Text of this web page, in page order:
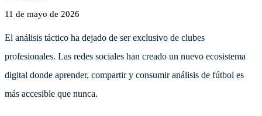
11 de mayo de 2026
El análisis táctico ha dejado de ser exclusivo de clubes
profesionales. Las redes sociales han creado un nuevo ecosistema
digital donde aprender, compartir y consumir análisis de fútbol es
más accesible que nunca.